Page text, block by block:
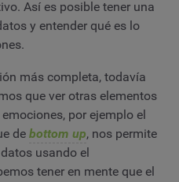
Así es posible tener una
y entender qué es lo
más completa, todavía
que ver otras elementos
por ejemplo el
de bottom up, nos permite
usando el
tener en mente que el